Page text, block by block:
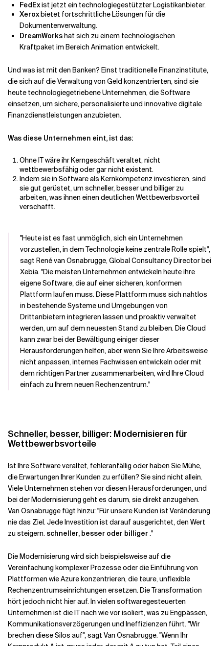
FedExist jetzt ein technologiegestützter Logistikanbieter.
Xeroxbietet fortschrittliche Lösungen für die
Dokumentenverwaltung.
DreamWorkshat sich zu einem technologischen
Kraftpaket im Bereich Animation entwickelt.
Und was ist mit den Banken? Einst traditionelle Finanzinstitute,
die sich auf die Verwaltung von Geld konzentrierten, sind sie
heute technologiegetriebene Unternehmen, die Software
einsetzen, um sichere, personalisierte und innovative digitale
Finanzdienstleistungen anzubieten.
Was diese Unternehmen eint, ist das:
Ohne IT wäre ihr Kerngeschäft veraltet, nicht
wettbewerbsfähig oder gar nicht existent.
Indem sie in Software als Kernkompetenz investieren, sind
sie gut gerüstet, um schneller, besser und billiger zu
arbeiten, was ihnen einen deutlichen Wettbewerbsvorteil
verschafft.
"Heute ist es fast unmöglich, sich ein Unternehmen
vorzustellen, in dem Technologie keine zentrale Rolle spielt",
sagt René van Osnabrugge, Global Consultancy Director bei
Xebia. "Die meisten Unternehmen entwickeln heute ihre
eigene Software, die auf einer sicheren, konformen
Plattform laufen muss. Diese Plattform muss sich nahtlos
in bestehende Systeme und Umgebungen von
Drittanbietern integrieren lassen und proaktiv verwaltet
werden, um auf dem neuesten Stand zu bleiben. Die Cloud
kann zwar bei der Bewältigung einiger dieser
Herausforderungen helfen, aber wenn Sie Ihre Arbeitsweise
nicht anpassen, internes Fachwissen entwickeln oder mit
dem richtigen Partner zusammenarbeiten, wird Ihre Cloud
einfach zu Ihrem neuen Rechenzentrum."
Schneller, besser, billiger: Modernisieren für
Wettbewerbsvorteile
Ist Ihre Software veraltet, fehleranfällig oder haben Sie Mühe,
die Erwartungen Ihrer Kunden zu erfüllen? Sie sind nicht allein.
Viele Unternehmen stehen vor diesen Herausforderungen, und
bei der Modernisierung geht es darum, sie direkt anzugehen.
Van Osnabrugge fügt hinzu: "Für unsere Kunden ist Veränderung
nie das Ziel. Jede Investition ist darauf ausgerichtet, den Wert
zu steigern. schneller, besser oder billiger ."
Die Modernisierung wird sich beispielsweise auf die
Vereinfachung komplexer Prozesse oder die Einführung von
Plattformen wie Azure konzentrieren, die teure, unflexible
Rechenzentrumseinrichtungen ersetzen. Die Transformation
hört jedoch nicht hier auf. In vielen softwaregesteuerten
Unternehmen ist die IT nach wie vor isoliert, was zu Engpässen,
Kommunikationsverzögerungen und Ineffizienzen führt."Wir
brechen diese Silos auf", sagt Van Osnabrugge. "Wenn Ihr